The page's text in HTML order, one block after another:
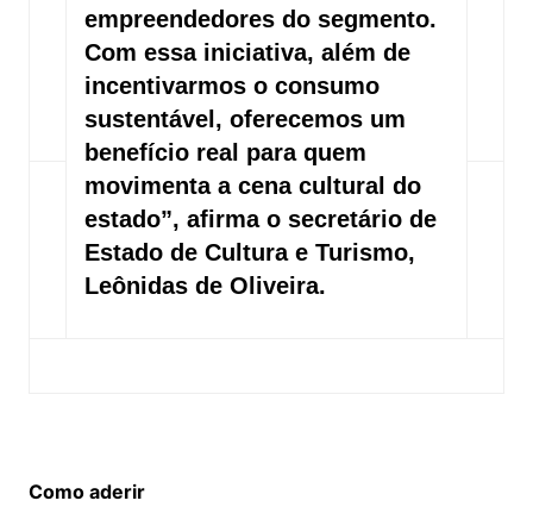
empreendedores do segmento.
Com essa iniciativa, além de
incentivarmos o consumo
sustentável, oferecemos um
benefício real para quem
movimenta a cena cultural do
estado”, afirma o secretário de
Estado de Cultura e Turismo,
Leônidas de Oliveira.
Como aderir